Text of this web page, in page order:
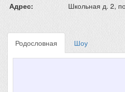
Адрес:
Школьная д. 2,
Родословная Шоу